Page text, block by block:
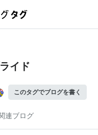
イド
このタグでブログを書く
連ブログ